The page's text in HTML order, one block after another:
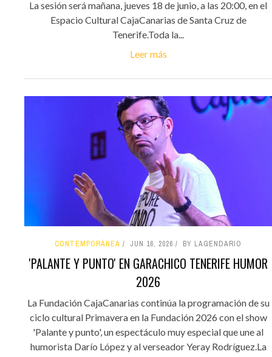
La sesión será mañana, jueves 18 de junio, a las 20:00, en el
Espacio Cultural CajaCanarias de Santa Cruz de
Tenerife.Toda la...
Leer más
CONTEMPORÁNEA JUN 16, 2026 BY LAGENDARIO
'PALANTE Y PUNTO' EN GARACHICO TENERIFE HUMOR
2026
La Fundación CajaCanarias continúa la programación de su
ciclo cultural Primavera en la Fundación 2026 con el show
'Palante y punto', un espectáculo muy especial que une al
humorista Darío López y al verseador Yeray Rodríguez.La